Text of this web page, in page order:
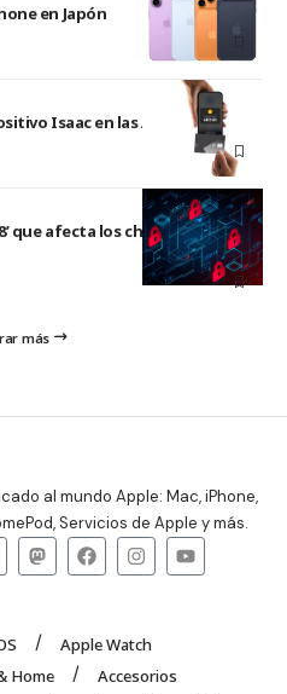
en Japón
Isaac en las Apple Store
que afecta los chips de Apple
más
al mundo Apple: Mac, iPhone,
Servicios de Apple y más.
Apple Watch
Home
Accesorios